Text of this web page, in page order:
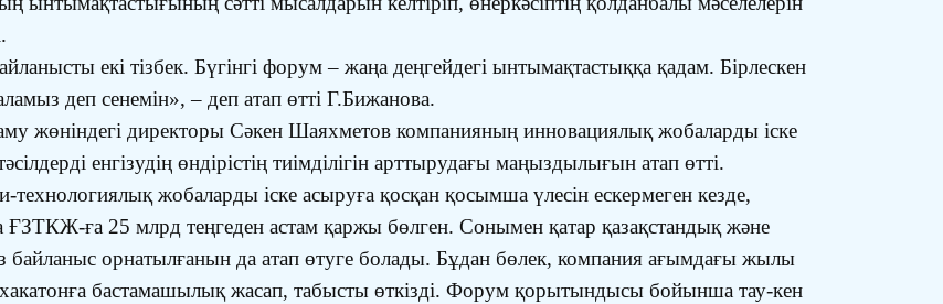
екі тізбек. Бүгінгі форум – жаңа деңгейдегі ынтымақтастыққа қадам. Бірлескен
деп сенемін», – деп атап өтті Г.Бижанова.
жөніндегі директоры Сәкен Шаяхметов компанияның инновациялық жобаларды іске
енгізудің өндірістің тиімділігін арттырудағы маңыздылығын атап өтті.
жобаларды іске асыруға қосқан қосымша үлесін ескермеген кезде,
ҒЗТКЖ-ға 25 млрд теңгеден астам қаржы бөлген. Сонымен қатар қазақстандық және
орнатылғанын да атап өтуге болады. Бұдан бөлек, компания ағымдағы жылы
бастамашылық жасап, табысты өткізді. Форум қорытындысы бойынша тау-кен